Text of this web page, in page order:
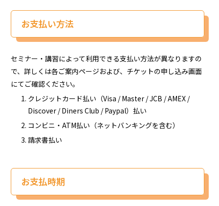
お支払い方法
セミナー・講習によって利用できる支払い方法が異なりますの
で、詳しくは各ご案内ページおよび、チケットの申し込み画面
にてご確認ください。
クレジットカード払い（Visa / Master / JCB / AMEX /
Discover / Diners Club / Paypal）払い
コンビニ・ATM払い（ネットバンキングを含む）
請求書払い
お支払時期